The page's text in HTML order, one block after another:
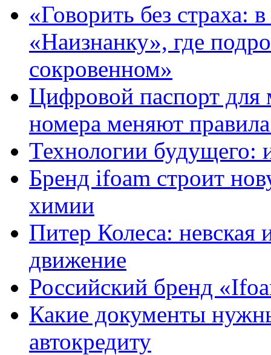
«Говорить без страха:
«Наизнанку», где
сокровенном»
Цифровой паспорт для
номера меняют
Технологии будущего:
Бренд ifoam строит
химии
Питер Колеса: невская
движение
Российский бренд
Какие документы
автокредиту